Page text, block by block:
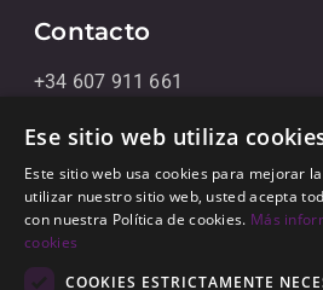
Contacto
+34 607 911 661
+34 856 091 709
info@noll-sotogrande.com
Contáctanos
Galerias Paniagua Local 43
11310 Sotogrande, Cádiz
Ese sitio web utiliza
Este sitio web usa cookies para mejorar
utilizar nuestro sitio web, usted acepta
con nuestra Política de cookies. Más
cookies
COOKIES ESTRICTAMENTE